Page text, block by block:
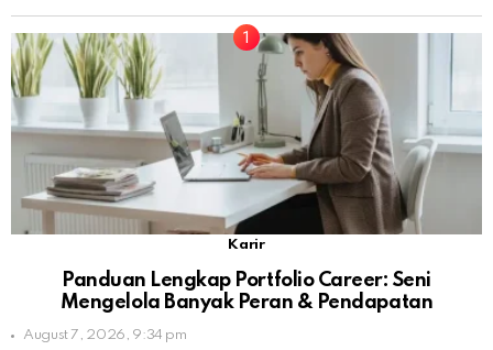
Karir
Panduan Lengkap Portfolio Career: Seni
Mengelola Banyak Peran & Pendapatan
August 7, 2026, 9:34 pm